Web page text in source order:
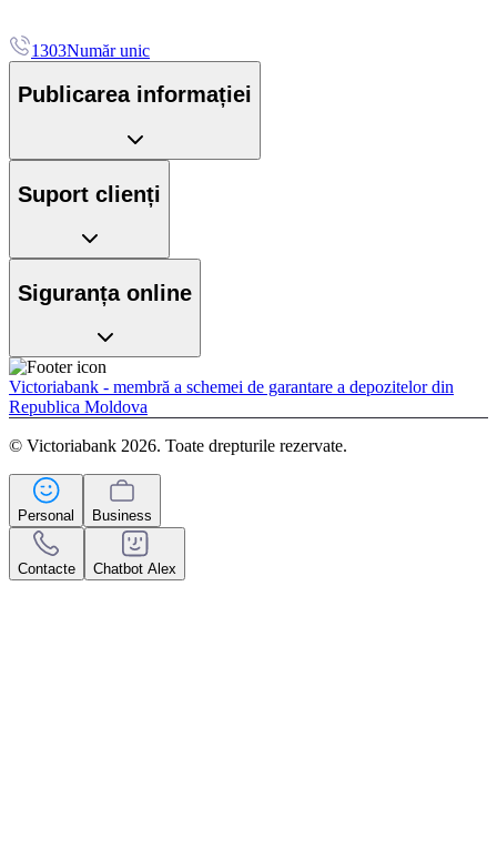
1303Număr unic
Publicarea informației
Suport clienți
Siguranța online
Victoriabank - membră a schemei de garantare a depozitelor din
Republica Moldova
© Victoriabank 2026. Toate drepturile rezervate.
Personal Business
Contacte Chatbot Alex